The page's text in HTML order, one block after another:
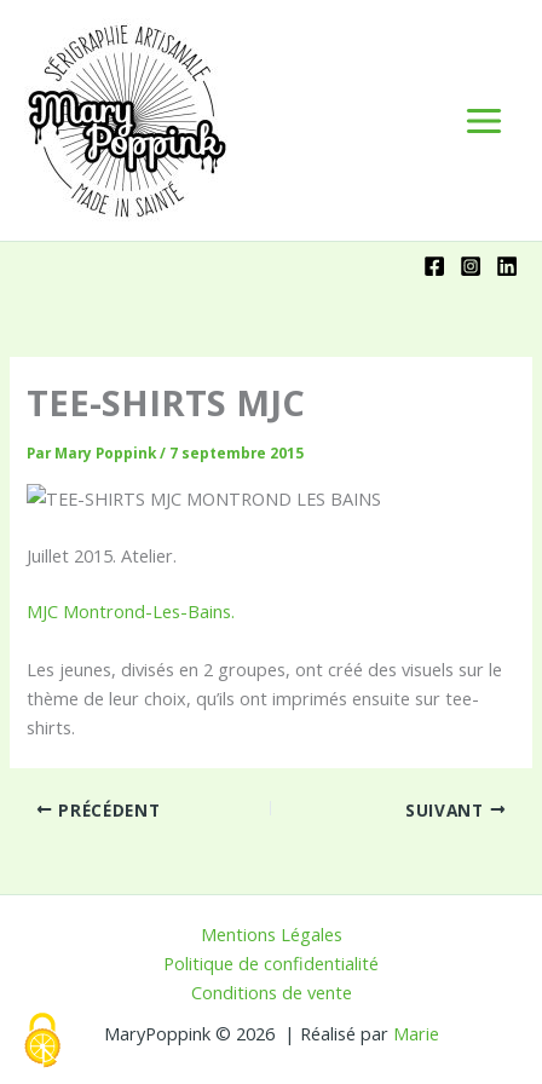
contenu
TEE-SHIRTS MJC
ParMary Poppink/ 7 septembre 2015
Juillet 2015. Atelier.
MJC Montrond-Les-Bains.
Les jeunes, divisés en 2 groupes, ont créé des visuels sur le
thème de leur choix, qu’ils ont imprimés ensuite sur tee-
shirts.
PRÉCÉDENT SUIVANT
Mentions Légales
Politique de confidentialité
Conditions de vente
MaryPoppink © 2026 | Réalisé par Marie